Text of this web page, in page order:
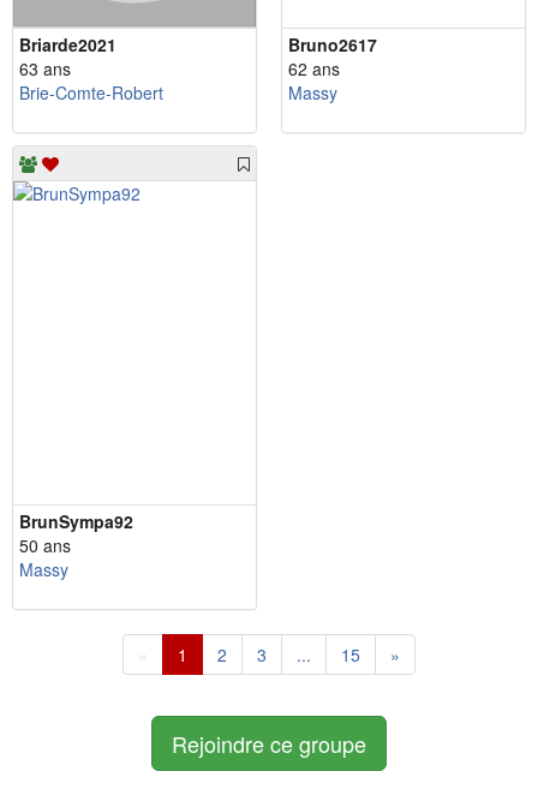
Briarde2021
63 ans
Brie-Comte-Robert
Bruno2617
62 ans
Massy
BrunSympa92
50 ans
Massy
« 1 2 3 ... 15 »
Rejoindre ce groupe